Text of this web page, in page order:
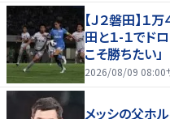
【Ｊ２磐田】
田と１-１でド
こそ勝ちたい」
2026/08/09 08:00
メッシの父ホ